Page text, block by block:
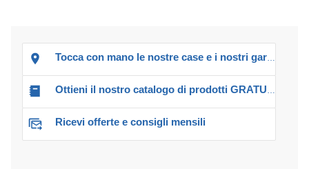
Tocca con mano le nostre case e i nostri garage!
Ottieni il nostro catalogo di prodotti GRATUITO!
Ricevi offerte e consigli mensili